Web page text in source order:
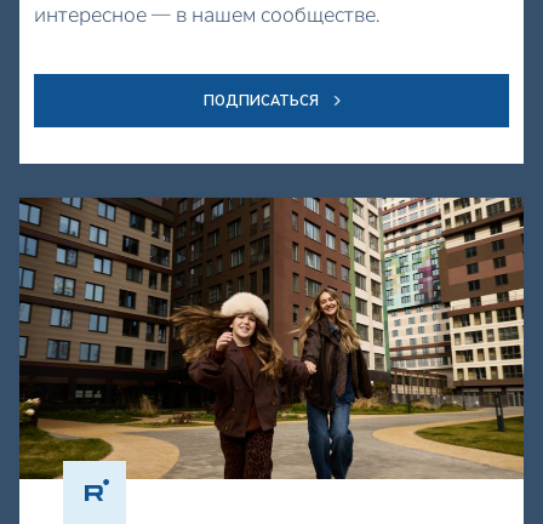
интересное — в нашем сообществе.
ПОДПИСАТЬСЯ